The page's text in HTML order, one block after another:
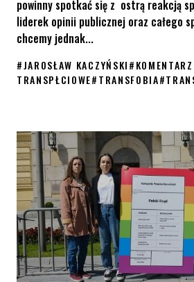
powinny spotkać się z ostrą reakcją
liderek opinii publicznej oraz całego
chcemy jednak...
#JAROSŁAW KACZYŃSKI#KOMENTARZ
TRANSPŁCIOWE#TRANSFOBIA#